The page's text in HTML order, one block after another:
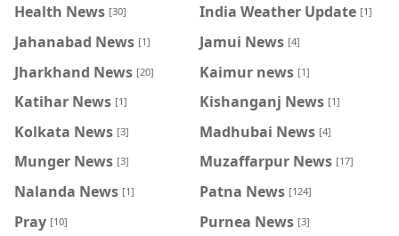
Health News [30] India Weather Update [1]
Jahanabad News [1] Jamui News [4]
Jharkhand News [20] Kaimur news [1]
Katihar News [1] Kishanganj News [1]
Kolkata News [3] Madhubai News [4]
Munger News [3] Muzaffarpur News [17]
Nalanda News [1] Patna News [124]
Pray [10] Purnea News [3]